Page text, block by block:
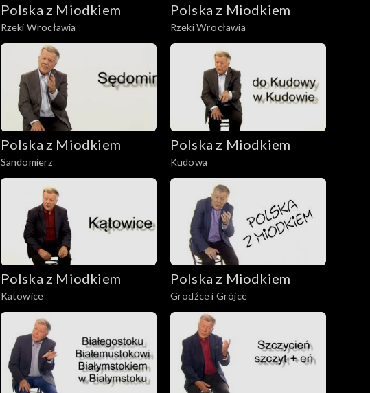
Polska z Miodkiem
Rzeki Wrocławia
Polska z Miodkiem
Rzeki Wrocławia
Polska z Miodkiem
Sandomierz
Polska z Miodkiem
Kudowa
Polska z Miodkiem
Katowice
Polska z Miodkiem
Grodźce i Grójce